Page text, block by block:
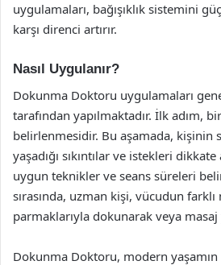
uygulamaları, bağışıklık sistemini
karşı direnci artırır.
Nasıl Uygulanır?
Dokunma Doktoru uygulamaları
tarafından yapılmaktadır. İlk adım,
belirlenmesidir. Bu aşamada, kişinin
yaşadığı sıkıntılar ve istekleri dikkate
uygun teknikler ve seans süreleri
sırasında, uzman kişi, vücudun farklı
parmaklarıyla dokunarak veya
Dokunma Doktoru, modern